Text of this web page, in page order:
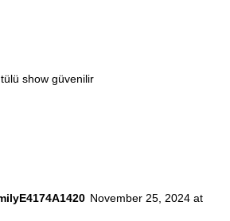
show güvenilir
November 25, 2024 at